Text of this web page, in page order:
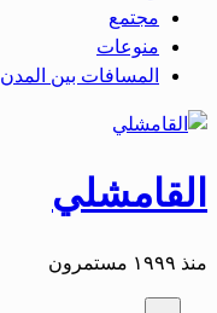
مجتمع
منوعات
المسافات بين المدن
القامشلي
منذ ١٩٩٩ مستمرون